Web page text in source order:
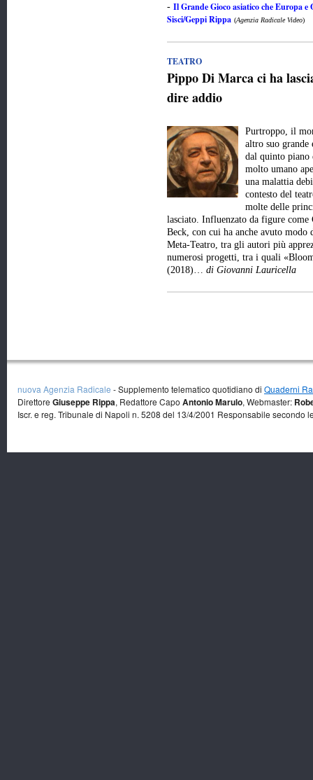
- Il Grande Gioco asiatico che Europa e
Sisci/Geppi Rippa (Agenzia Radicale Video)
TEATRO
Pippo Di Marca ci ha
dire addio
Purtroppo, il
altro suo grande
dal quinto piano
molto umano
una malattia
contesto del
molte delle
lasciato. Influenzato da figure come
Beck, con cui ha anche avuto
Meta-Teatro, tra gli autori più
numerosi progetti, tra i quali
(2018)… di Giovanni Lauricella
nuova Agenzia Radicale - Supplemento telematico quotidiano di Quaderni
Direttore Giuseppe Rippa, Redattore Capo Antonio Marulo, Webmaster:
Iscr. e reg. Tribunale di Napoli n. 5208 del 13/4/2001 Responsabile secondo